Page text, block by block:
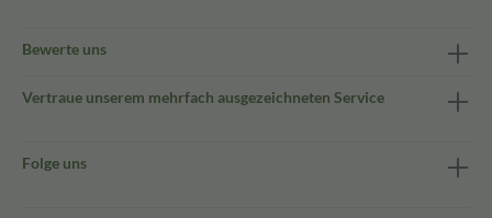
Bewerte uns
Vertraue unserem mehrfach ausgezeichneten Service
Folge uns